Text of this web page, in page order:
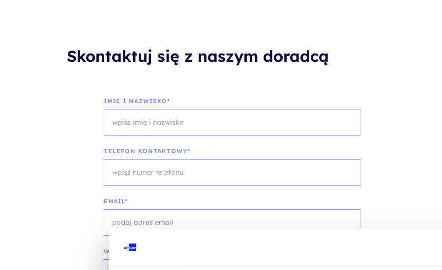
Skontaktuj się z naszym doradcą
IMIĘ I NAZWISKO*
TELEFON KONTAKTOWY*
EMAIL*
WOJEWÓDZTWO*